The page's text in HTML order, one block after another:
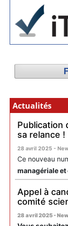
Actualités
Publication
sa relance !
28 avril 2025 -
Ce nouveau
managériale et
Appel à
comité
28 avril 2025 -